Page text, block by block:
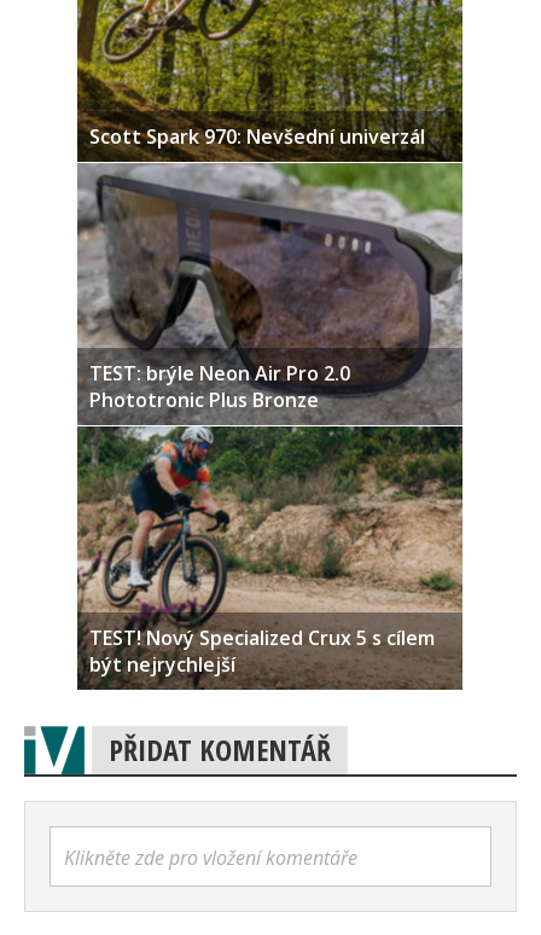
Scott Spark 970: Nevšední univerzál
TEST: brýle Neon Air Pro 2.0
Phototronic Plus Bronze
TEST! Nový Specialized Crux 5 s cílem
být nejrychlejší
PŘIDAT KOMENTÁŘ
Klikněte zde pro vložení komentáře